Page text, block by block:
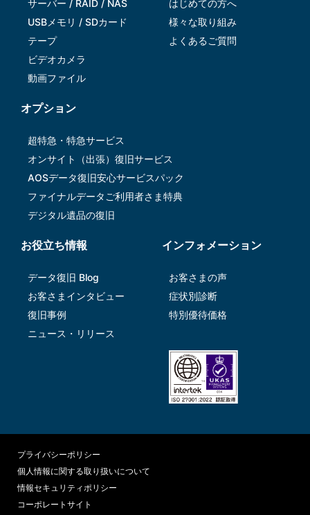
サーバー / RAID / NAS
USBメモリ / SDカード
テープ
ビデオカメラ
動画ファイル
はじめての方へ
様々な取り組み
よくあるご質問
オプション
超特急・特急サービス
オンサイト（出張）復旧サービス
AOSデータ復旧安⼼サービスパック
ファイナルデータご利⽤者さま特典
デジタル遺品の復旧
お役立ち情報
データ復旧 Blog
お客さまインタビュー
復旧事例
ニュース・リリース
インフォメーション
お客さまの声
症状別診断
特別優待価格
プライバシーポリシー
個人情報に関する取り扱いについて
情報セキュリティポリシー
コーポレートサイト